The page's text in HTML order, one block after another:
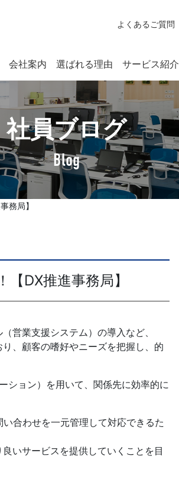
よくあるご質問
会社案内
企業理念
アクセスマップ
保護方針
選ばれる理由 サービス紹介
ム開発
DEVELOPMENT
ステム開発
代行・全国流通
/ DISTRIBUTION
社員ブログ
Blog
務局】
DX推進事務局】
営業支援システム）の導入など、
、顧客の嗜好やニーズを把握し、的
ション）を用いて、関係先に効率的に
合わせを一元管理して対応できるた
いサービスを提供していくことを目